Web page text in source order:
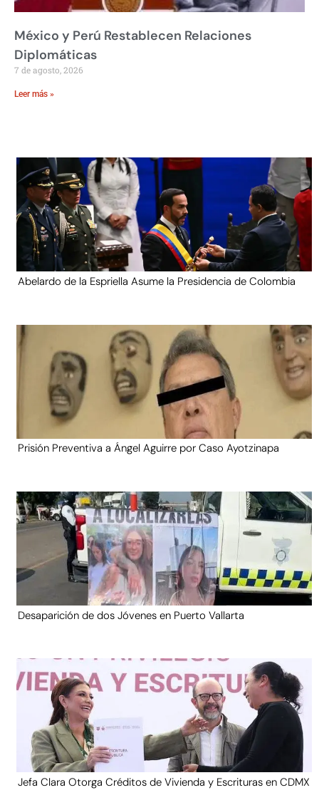
México y Perú Restablecen Relaciones
Diplomáticas
7 de agosto, 2026
Leer más »
Abelardo de la Espriella Asume la Presidencia de Colombia
Prisión Preventiva a Ángel Aguirre por Caso Ayotzinapa
Desaparición de dos Jóvenes en Puerto Vallarta
Jefa Clara Otorga Créditos de Vivienda y Escrituras en CDMX